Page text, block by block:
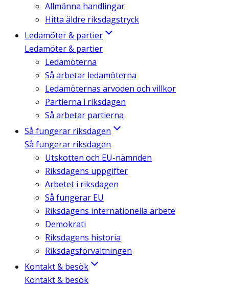
Allmänna handlingar
Hitta äldre riksdagstryck
Ledamöter & partier
Ledamöter & partier
Ledamöterna
Så arbetar ledamöterna
Ledamöternas arvoden och villkor
Partierna i riksdagen
Så arbetar partierna
Så fungerar riksdagen
Så fungerar riksdagen
Utskotten och EU-nämnden
Riksdagens uppgifter
Arbetet i riksdagen
Så fungerar EU
Riksdagens internationella arbete
Demokrati
Riksdagens historia
Riksdagsförvaltningen
Kontakt & besök
Kontakt & besök